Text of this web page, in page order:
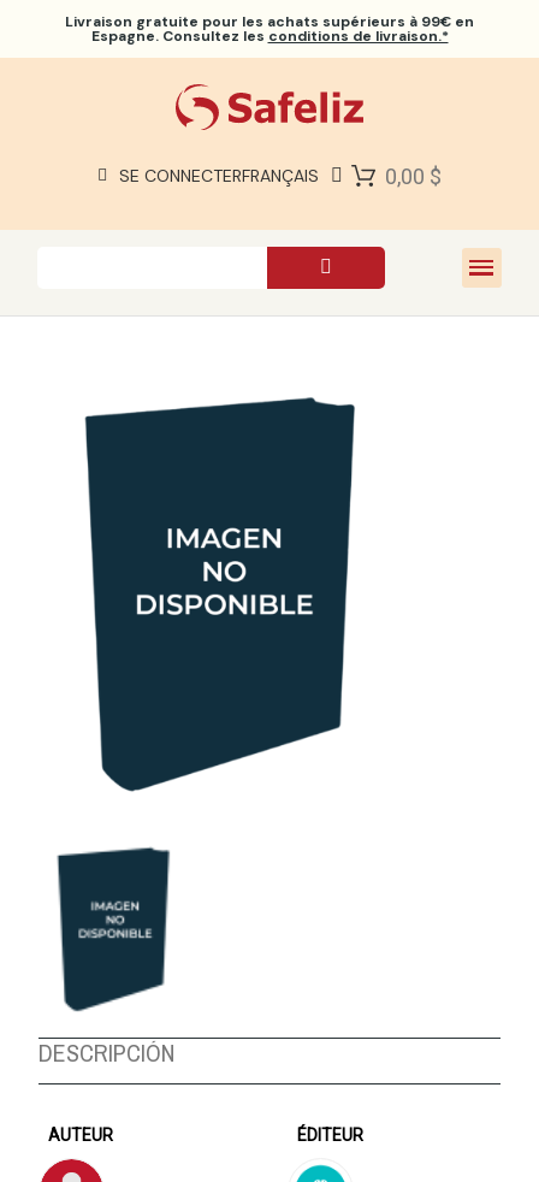
Livraison gratuite pour les achats supérieurs à 99€ en
Espagne. Consultez les conditions de livraison.*
SE CONNECTERFRANÇAIS 0,00 $
À PROPOS DE NOUS
DESCRIPCIÓN
AUTEUR ÉDITEUR